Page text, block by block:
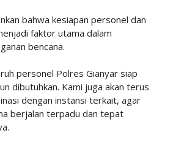
bahwa kesiapan personel dan
faktor utama dalam
bencana.
personel Polres Gianyar siap
dibutuhkan. Kami juga akan terus
dengan instansi terkait, agar
berjalan terpadu dan tepat